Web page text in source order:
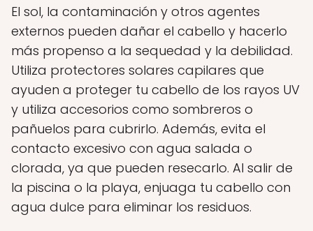
El sol, la contaminación y otros agentes
externos pueden dañar el cabello y hacerlo
más propenso a la sequedad y la debilidad.
Utiliza protectores solares capilares que
ayuden a proteger tu cabello de los rayos UV
y utiliza accesorios como sombreros o
pañuelos para cubrirlo. Además, evita el
contacto excesivo con agua salada o
clorada, ya que pueden resecarlo. Al salir de
la piscina o la playa, enjuaga tu cabello con
agua dulce para eliminar los residuos.